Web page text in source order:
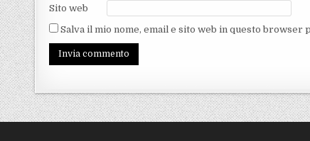
Sito web
Salva il mio nome, email e sito web in questo browser